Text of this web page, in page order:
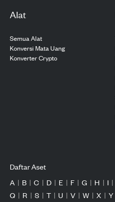
Alat
Semua Alat
Konversi Mata Uang
Konverter Crypto
Daftar Aset
A | B | C | D | E | F | G | H | I |
Q | R | S | T | U | V | W | X | Y